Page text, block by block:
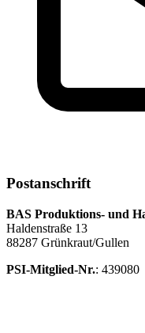
Postanschrift
BAS Produktions- und
Haldenstraße 13
88287 Grünkraut/Gullen
PSI-Mitglied-Nr.: 439080